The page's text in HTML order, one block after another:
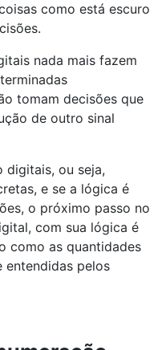
como está escuro
nada mais fazem
tomam decisões que
de outro sinal
digitais, ou seja,
e se a lógica é
o próximo passo no
com sua lógica é
como as quantidades
entendidas pelos